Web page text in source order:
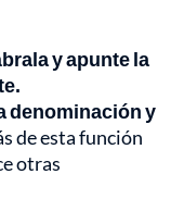
y apunte la
denominación y
de esta función
otras